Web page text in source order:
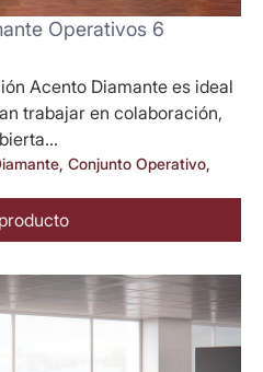
Operativos 6
Acento Diamante es ideal
trabajar en colaboración,
, Conjunto Operativo,